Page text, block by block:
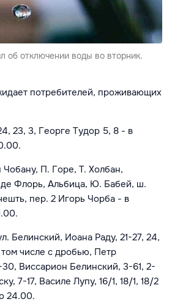
об отключении воды во вторник.
потребителей, проживающих
23, 3, Георге Тудор 5, 8 - в
П. Горе, Т. Холбан,
Флорь, Альбица, Ю. Бабей, ш.
пер. 2 Игорь Чорба - в
Белинский, Иоана Раду, 21-27, 24,
числе с дробью, Петр
30, Виссарион Белинский, 3-61, 2-
7-17, Василе Лупу, 16/1, 18/1, 18/2
24.00.